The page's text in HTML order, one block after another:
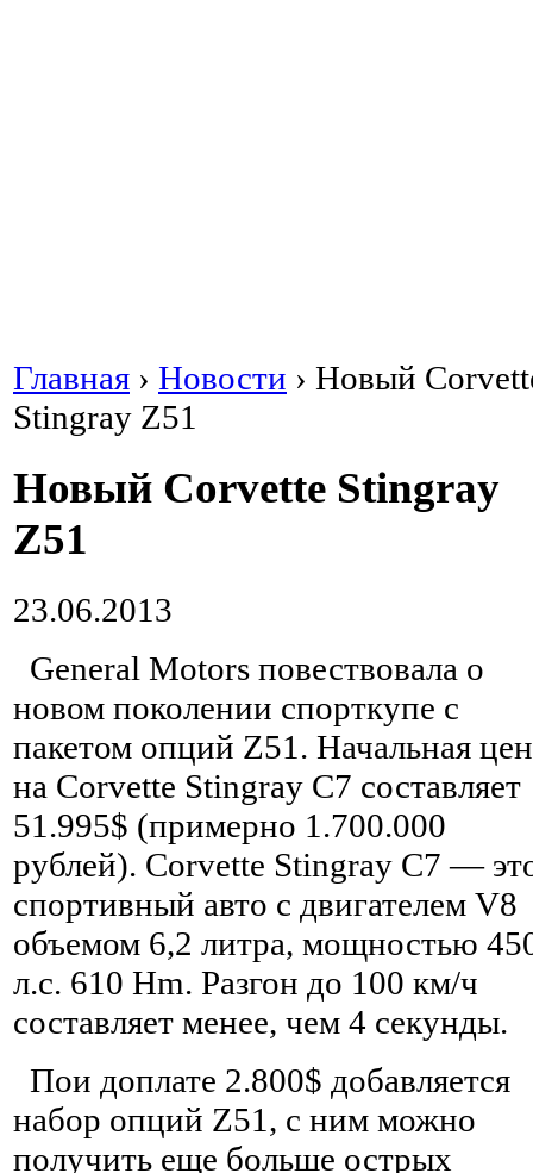
Главная › Новости › Новый
Stingray Z51
Новый Corvette Stingray
Z51
23.06.2013
General Motors повествовала о
новом поколении спорткупе с
пакетом опций Z51. Начальная
на Corvette Stingray C7 составляет
51.995$ (примерно 1.700.000
рублей). Corvette Stingray C7 —
спортивный авто с двигателем V8
объемом 6,2 литра, мощностью
л.с. 610 Hm. Разгон до 100 км/ч
составляет менее, чем 4 секунды.
Пои доплате 2.800$ добавляется
набор опций Z51, с ним можно
получить еще больше острых